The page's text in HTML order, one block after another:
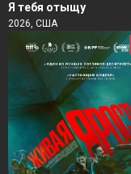
Я тебя отыщу
2026, США